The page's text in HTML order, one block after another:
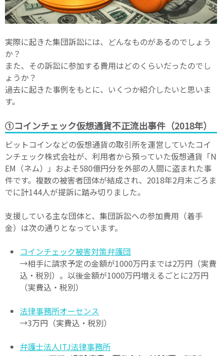
実際に起きた集団訴訟には、どんなものがあるのでしょう
か？
また、その訴訟に参加する費用はどのくらいだったのでし
ょうか？
過去に起きた事例をもとに、いくつか紹介したいと思いま
す。
①コインチェック仮想通貨不正流出事件（2018年）
ビットコインなどの仮想通貨の取引所を運営していたコイ
ンチェック株式会社が、利用者から預っていた仮想通貨「N
EM（ネム）」およそ580億円分を外部の人間に盗まれた事
件です。複数の被害者団体が結成され、2018年2月末ごろま
でに計144人が提訴に踏み切りました。
支援している主な団体と、集団訴訟への参加費用（着手
金）は次の通りとなっています。
コインチェック被害対策弁護団
→相手に請求予定の金額が1000万円までは2万円（実費
込・税別）。以後金額が1000万円増えるごとに2万円
（実費込・税別）
法律事務所オーセンス
→3万円（実費込・税別）
弁護士法人ITJ法律事務所